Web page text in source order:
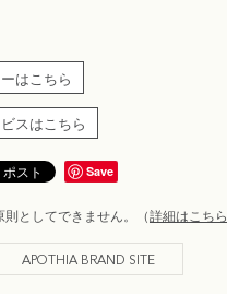
はこちら
スはこちら
Save
としてできません。（詳細はこちら
APOTHIA BRAND SITE